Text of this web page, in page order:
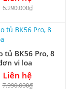
6.290.000₫
tủ BK56 Pro, 8
vị loa
Liên hệ
7.990.000₫